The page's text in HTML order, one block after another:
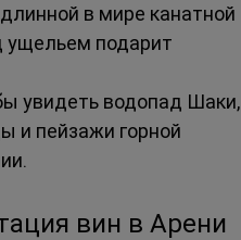
в мире канатной
ущельем подарит
увидеть водопад Шаки,
и пейзажи горной
вин в Арени